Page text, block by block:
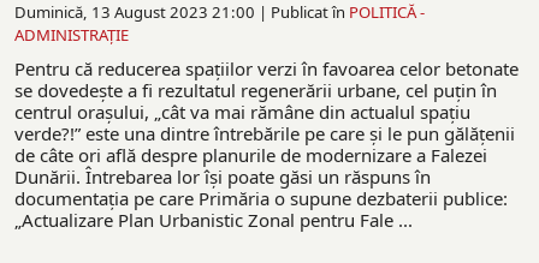
Duminică, 13 August 2023 21:00 | Publicat în POLITICĂ -
ADMINISTRAŢIE
Pentru că reducerea spaţiilor verzi în favoarea celor betonate
se dovedeşte a fi rezultatul regenerării urbane, cel puţin în
centrul oraşului, „cât va mai rămâne din actualul spaţiu
verde?!” este una dintre întrebările pe care şi le pun gălăţenii
de câte ori află despre planurile de modernizare a Falezei
Dunării. Întrebarea lor îşi poate găsi un răspuns în
documentaţia pe care Primăria o supune dezbaterii publice:
„Actualizare Plan Urbanistic Zonal pentru Fale ...